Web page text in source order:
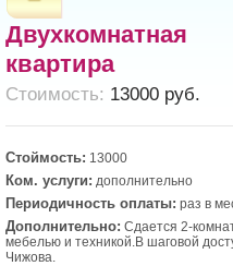
Двухкомнатная
квартира
Cтоимость: 13000 руб.
Стоймость: 13000
Ком. услуги: дополнительно
Периодичность оплаты: раз в
Дополнительно: Сдается 2-
мебелью и техникой.В шаговой
Чижова.